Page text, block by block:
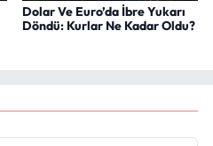
Dolar Ve Euro’da İbre Yukarı
Döndü: Kurlar Ne Kadar Oldu?